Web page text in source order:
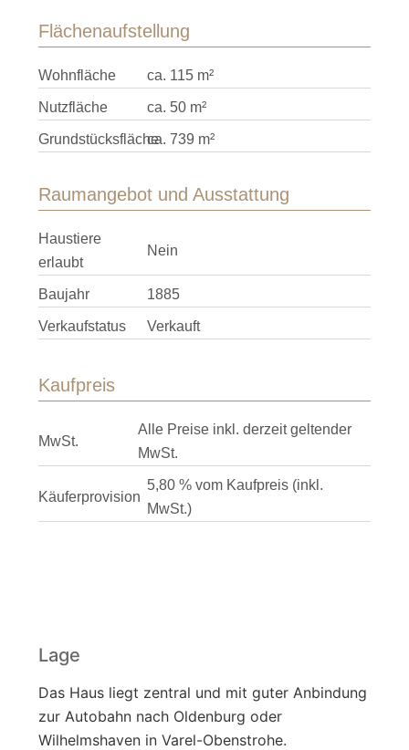
Flächenaufstellung
Wohnfläche ca. 115 m²
Nutzfläche ca. 50 m²
Grundstücksflächeca. 739 m²
Raumangebot und Ausstattung
Haustiere
erlaubt
Nein
Baujahr 1885
Verkaufstatus Verkauft
Kaufpreis
MwSt.
Alle Preise inkl. derzeit geltender
MwSt.
Käuferprovision
5,80 % vom Kaufpreis (inkl.
MwSt.)
Lage
Das Haus liegt zentral und mit guter Anbindung
zur Autobahn nach Oldenburg oder
Wilhelmshaven in Varel-Obenstrohe.